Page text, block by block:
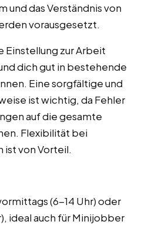
und das Verständnis von
vorausgesetzt.
Einstellung zur Arbeit
dich gut in bestehende
Eine sorgfältige und
ist wichtig, da Fehler
auf die gesamte
Flexibilität bei
ist von Vorteil.
(6-14 Uhr) oder
ideal auch für Minijobber